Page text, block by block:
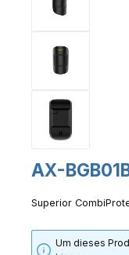
AX-
Superior
Um dieses